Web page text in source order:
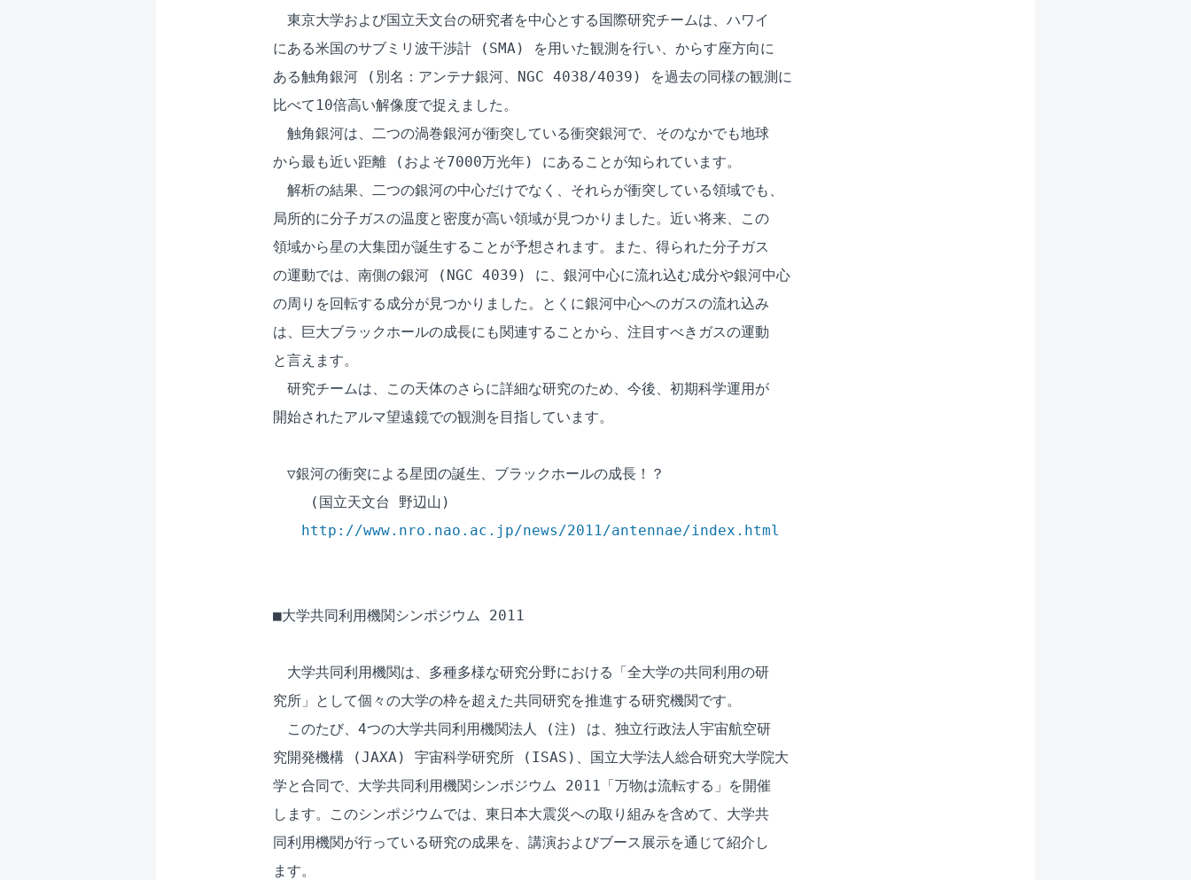
東京大学および国立天文台の研究者を中心とする国際研究チームは、ハワイ
にある米国のサブミリ波干渉計 (SMA) を用いた観測を行い、からす座方向に
ある触角銀河 (別名：アンテナ銀河、NGC 4038/4039) を過去の同様の観測に
比べて10倍高い解像度で捉えました。
触角銀河は、二つの渦巻銀河が衝突している衝突銀河で、そのなかでも地球
から最も近い距離 (およそ7000万光年) にあることが知られています。
解析の結果、二つの銀河の中心だけでなく、それらが衝突している領域でも、
局所的に分子ガスの温度と密度が高い領域が見つかりました。近い将来、この
領域から星の大集団が誕生することが予想されます。また、得られた分子ガス
の運動では、南側の銀河 (NGC 4039) に、銀河中心に流れ込む成分や銀河中心
の周りを回転する成分が見つかりました。とくに銀河中心へのガスの流れ込み
は、巨大ブラックホールの成長にも関連することから、注目すべきガスの運動
と言えます。
研究チームは、この天体のさらに詳細な研究のため、今後、初期科学運用が
開始されたアルマ望遠鏡での観測を目指しています。
▽銀河の衝突による星団の誕生、ブラックホールの成長！？
(国立天文台 野辺山)
http://www.nro.nao.ac.jp/news/2011/antennae/index.html
■大学共同利用機関シンポジウム 2011
大学共同利用機関は、多種多様な研究分野における「全大学の共同利用の研
究所」として個々の大学の枠を超えた共同研究を推進する研究機関です。
このたび、4つの大学共同利用機関法人 (注) は、独立行政法人宇宙航空研
究開発機構 (JAXA) 宇宙科学研究所 (ISAS)、国立大学法人総合研究大学院大
学と合同で、大学共同利用機関シンポジウム 2011「万物は流転する」を開催
します。このシンポジウムでは、東日本大震災への取り組みを含めて、大学共
同利用機関が行っている研究の成果を、講演およびブース展示を通じて紹介し
ます。